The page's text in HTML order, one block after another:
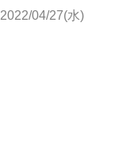
2022/04/27(水)